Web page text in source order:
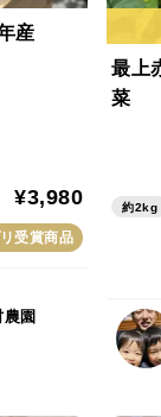
産
¥3,980
受賞商品
園
最上
菜
約2kg